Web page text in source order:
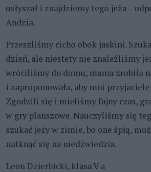
usłyszał i znajdziemy tego jeża –
Andzia.
Przeszliśmy cicho obok jaskini.
dzień, ale niestety nie znaleźliśmy
wróciliśmy do domu, mama zrobiła
i zaproponowała, aby moi
Zgodzili się i mieliśmy fajny czas,
w gry planszowe. Nauczyliśmy się
szukać jeży w zimie, bo one śpią,
natknąć się na niedźwiedzia.
Leon Dzierbicki, klasa V a